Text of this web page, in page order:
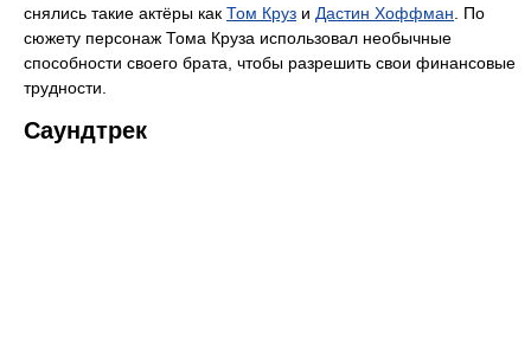
снялись такие актёры как Том Круз и Дастин Хоффман . По
сюжету персонаж Тома Круза использовал необычные
способности своего брата, чтобы разрешить свои финансовые
трудности.
Саундтрек